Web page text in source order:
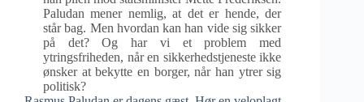
Paludan mener nemlig, at det er hende, der
står bag. Men hvordan kan han vide sig sikker
på det? Og har vi et problem med
ytringsfriheden, når en sikkerhedstjeneste ikke
ønsker at bekytte en borger, når han ytrer sig
politisk?